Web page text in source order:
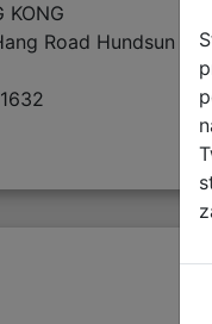
KONG
Road Hundsun 15/